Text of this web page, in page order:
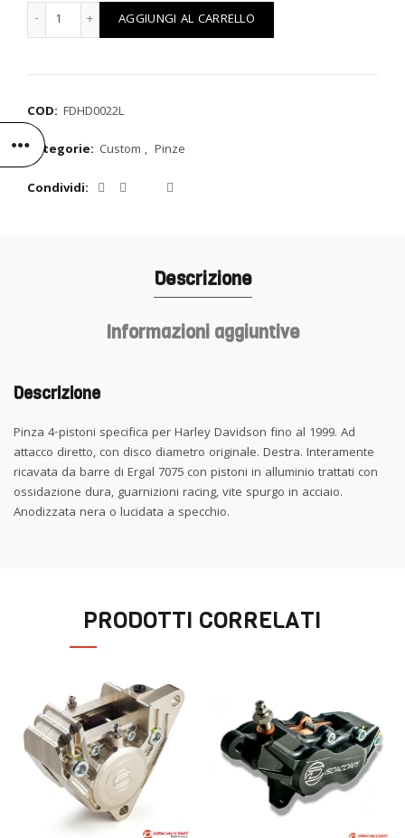
PINZA 4-PISTONI HD quantità
AGGIUNGI AL CARRELLO
COD: FDHD0022L
Categorie: Custom , Pinze
Condividi
Descrizione
Informazioni aggiuntive
Descrizione
Pinza 4-pistoni specifica per Harley Davidson fino al 1999. Ad
attacco diretto, con disco diametro originale. Destra. Interamente
ricavata da barre di Ergal 7075 con pistoni in alluminio trattati con
ossidazione dura, guarnizioni racing, vite spurgo in acciaio.
Anodizzata nera o lucidata a specchio.
PRODOTTI CORRELATI